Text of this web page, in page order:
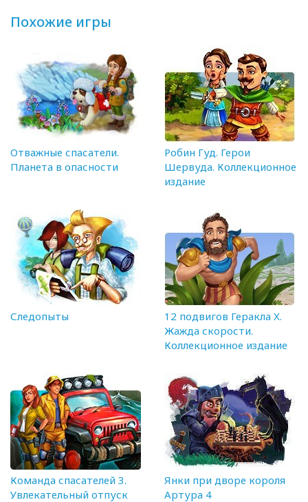
Похожие игры
Отважные спасатели.
Планета в опасности
Робин Гуд. Герои
Шервуда. Коллекционное
издание
Следопыты
12 подвигов Геракла X.
Жажда скорости.
Коллекционное издание
Команда спасателей 3.
Увлекательный отпуск
Янки при дворе короля
Артура 4